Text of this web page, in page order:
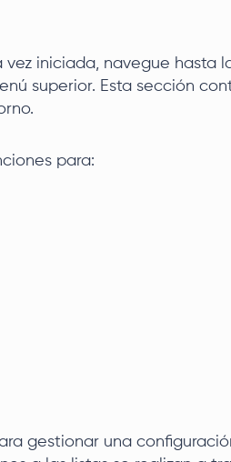
vez iniciada, navegue hasta
superior. Esta sección
para:
gestionar una